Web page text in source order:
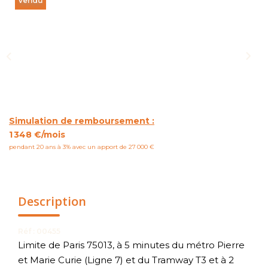
Simulation de remboursement :
1 348 €/mois
pendant 20 ans à 3% avec un apport de 27 000 €
Description
Limite de Paris 75013, à 5 minutes du métro Pierre
et Marie Curie (Ligne 7) et du Tramway T3 et à 2